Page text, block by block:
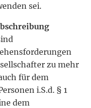
sei.
zu mehr
für dem
i.S.d. § 1
dem